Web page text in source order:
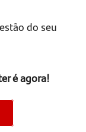
do seu
é agora!